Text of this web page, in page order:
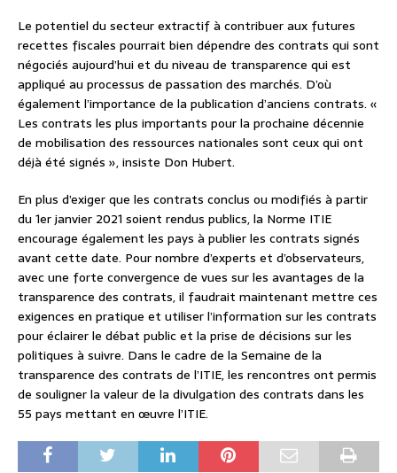
Le potentiel du secteur extractif à contribuer aux futures
recettes fiscales pourrait bien dépendre des contrats qui sont
négociés aujourd’hui et du niveau de transparence qui est
appliqué au processus de passation des marchés. D’où
également l’importance de la publication d’anciens contrats. «
Les contrats les plus importants pour la prochaine décennie
de mobilisation des ressources nationales sont ceux qui ont
déjà été signés », insiste Don Hubert.
En plus d’exiger que les contrats conclus ou modifiés à partir
du 1er janvier 2021 soient rendus publics, la Norme ITIE
encourage également les pays à publier les contrats signés
avant cette date. Pour nombre d’experts et d’observateurs,
avec une forte convergence de vues sur les avantages de la
transparence des contrats, il faudrait maintenant mettre ces
exigences en pratique et utiliser l’information sur les contrats
pour éclairer le débat public et la prise de décisions sur les
politiques à suivre. Dans le cadre de la Semaine de la
transparence des contrats de l’ITIE, les rencontres ont permis
de souligner la valeur de la divulgation des contrats dans les
55 pays mettant en œuvre l’ITIE.